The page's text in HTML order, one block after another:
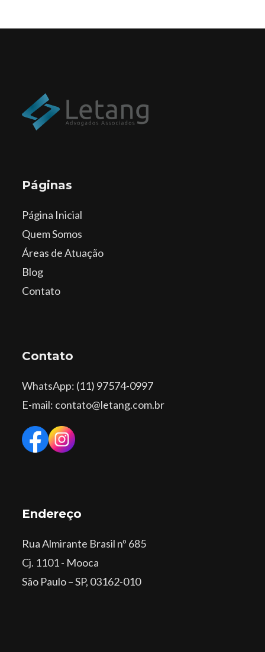
Páginas
Página Inicial
Quem Somos
Áreas de Atuação
Blog
Contato
Contato
WhatsApp: (11) 97574-0997
E-mail: contato@letang.com.br
Endereço
Rua Almirante Brasil nº 685
Cj. 1101 - Mooca
São Paulo – SP, 03162-010